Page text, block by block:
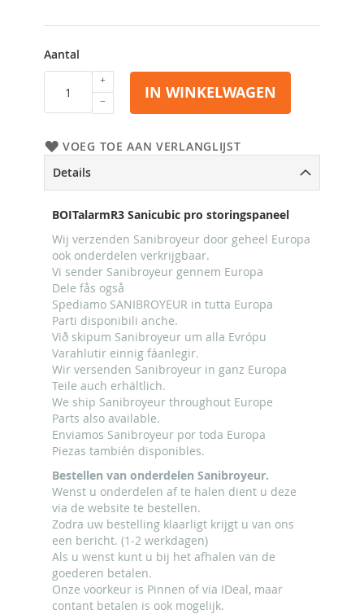
Aantal
IN WINKELWAGEN
VOEG TOE AAN VERLANGLIJST
Details
BOITalarmR3 Sanicubic pro storingspaneel
Wij verzenden Sanibroyeur door geheel Europa
ook onderdelen verkrijgbaar.
Vi sender Sanibroyeur gennem Europa
Dele fås også
Spediamo SANIBROYEUR in tutta Europa
Parti disponibili anche.
Við skipum Sanibroyeur um alla Evrópu
Varahlutir einnig fáanlegir.
Wir versenden Sanibroyeur in ganz Europa
Teile auch erhältlich.
We ship Sanibroyeur throughout Europe
Parts also available.
Enviamos Sanibroyeur por toda Europa
Piezas también disponibles.
Bestellen van onderdelen Sanibroyeur.
Wenst u onderdelen af te halen dient u deze
via de website te bestellen.
Zodra uw bestelling klaarligt krijgt u van ons
een bericht. (1-2 werkdagen)
Als u wenst kunt u bij het afhalen van de
goederen betalen.
Onze voorkeur is Pinnen of via IDeal, maar
contant betalen is ook mogelijk.